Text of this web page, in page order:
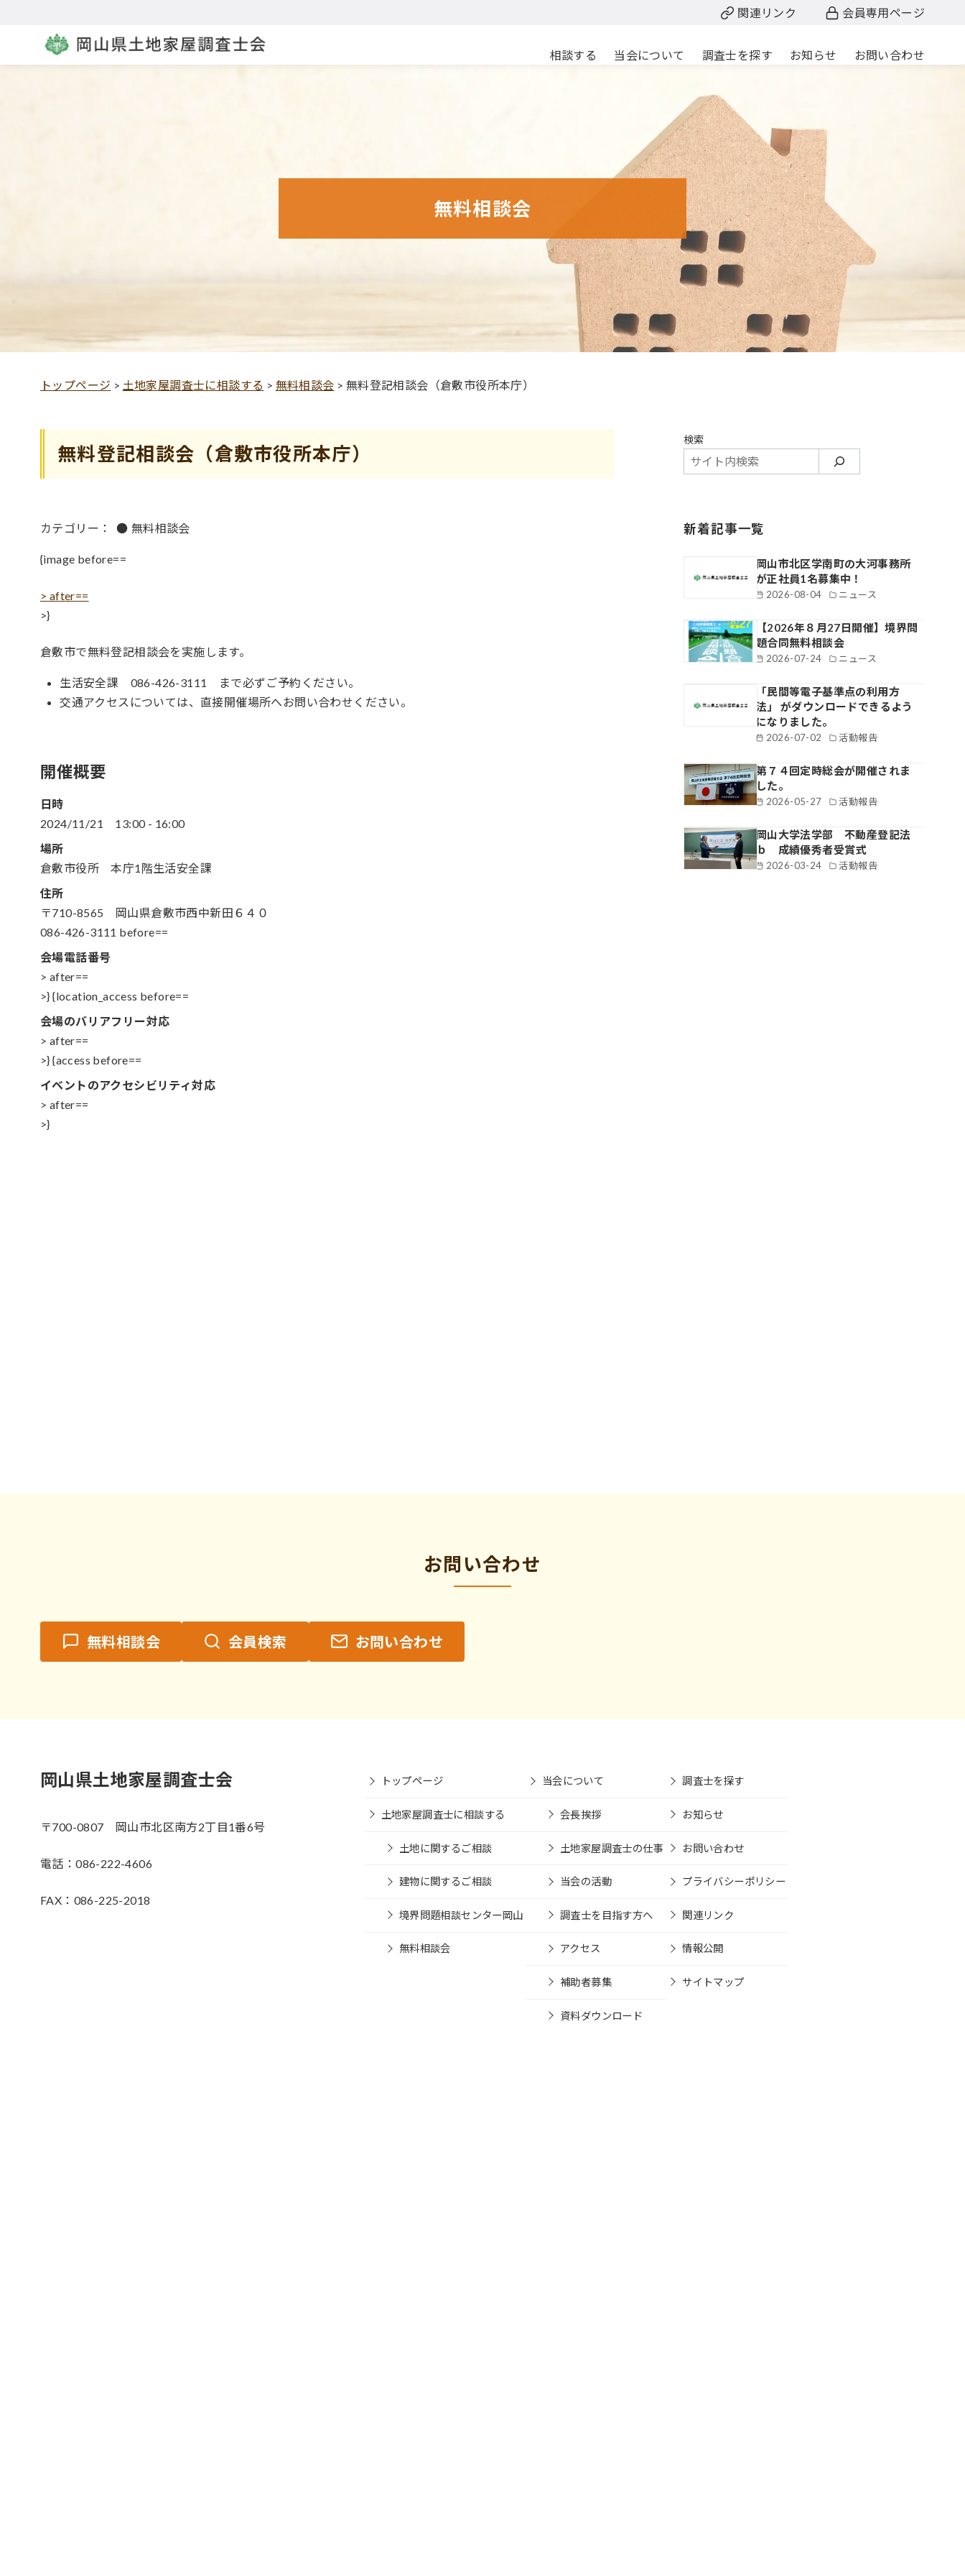
関連リンク 会員専用ページ
相談する 当会について 調査士を探す お知らせ お問い合わせ
無料相談会
トップページ > 土地家屋調査士に相談する > 無料相談会 > 無料登記相談会（倉敷市役所本庁）
無料登記相談会（倉敷市役所本庁）
カテゴリー： ● 無料相談会
{image before==
> after==
>}
倉敷市で無料登記相談会を実施します。
生活安全課 086-426-3111 まで必ずご予約ください。
交通アクセスについては、直接開催場所へお問い合わせください。
開催概要
日時
2024/11/21
13:00- 16:00
場所
倉敷市役所 本庁1階生活安全課
住所
〒710-8565 岡山県倉敷市西中新田６４０
086-426-3111 before==
会場電話番号
> after==
>} {location_access before==
会場のバリアフリー対応
> after==
>} {access before==
イベントのアクセシビリティ対応
> after==
>}
検索
新着記事一覧
2026-08-04 ニュース
岡山市北区学南町の大河事務所
が正社員1名募集中！
2026-07-24 ニュース
【2026年８月27日開催】境界問
題合同無料相談会
2026-07-02 活動報告
「民間等電子基準点の利用方
法」 がダウンロードできるよう
になりました。
2026-05-27 活動報告
第７４回定時総会が開催されま
した。
2026-03-24 活動報告
岡山大学法学部 不動産登記法
ｂ 成績優秀者受賞式
お問い合わせ
無料相談会 会員検索 お問い合わせ
岡山県土地家屋調査士会
〒700-0807 岡山市北区南方2丁目1番6号
電話：086-222-4606
FAX：086-225-2018
トップページ
土地家屋調査士に相談する
土地に関するご相談
建物に関するご相談
境界問題相談センター岡山
無料相談会
当会について
会長挨拶
土地家屋調査士の仕事
当会の活動
調査士を目指す方へ
アクセス
補助者募集
資料ダウンロード
調査士を探す
お知らせ
お問い合わせ
プライバシーポリシー
関連リンク
情報公開
サイトマップ